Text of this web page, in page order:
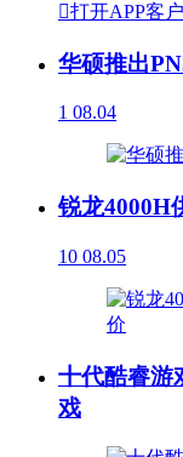
打开APP客
华硕推出
1 08.04
锐龙4000H
10 08.05
十代酷睿游
戏